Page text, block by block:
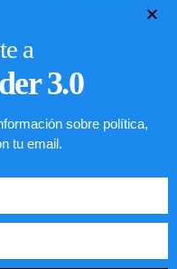
en
a
3.0
sobre política,
tu email.